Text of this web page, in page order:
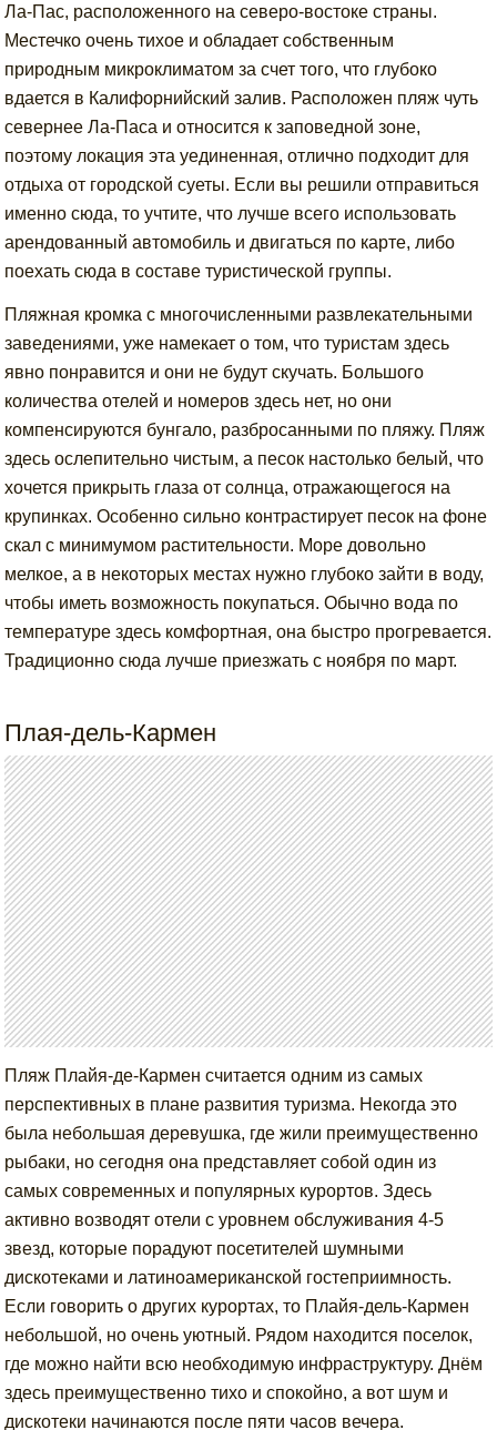
Ла-Пас, расположенного на северо-востоке страны.
Местечко очень тихое и обладает собственным
природным микроклиматом за счет того, что глубоко
вдается в Калифорнийский залив. Расположен пляж чуть
севернее Ла-Паса и относится к заповедной зоне,
поэтому локация эта уединенная, отлично подходит для
отдыха от городской суеты. Если вы решили отправиться
именно сюда, то учтите, что лучше всего использовать
арендованный автомобиль и двигаться по карте, либо
поехать сюда в составе туристической группы.
Пляжная кромка с многочисленными развлекательными
заведениями, уже намекает о том, что туристам здесь
явно понравится и они не будут скучать. Большого
количества отелей и номеров здесь нет, но они
компенсируются бунгало, разбросанными по пляжу. Пляж
здесь ослепительно чистым, а песок настолько белый, что
хочется прикрыть глаза от солнца, отражающегося на
крупинках. Особенно сильно контрастирует песок на фоне
скал с минимумом растительности. Море довольно
мелкое, а в некоторых местах нужно глубоко зайти в воду,
чтобы иметь возможность покупаться. Обычно вода по
температуре здесь комфортная, она быстро прогревается.
Традиционно сюда лучше приезжать с ноября по март.
Плая-дель-Кармен
Пляж Плайя-де-Кармен считается одним из самых
перспективных в плане развития туризма. Некогда это
была небольшая деревушка, где жили преимущественно
рыбаки, но сегодня она представляет собой один из
самых современных и популярных курортов. Здесь
активно возводят отели с уровнем обслуживания 4-5
звезд, которые порадуют посетителей шумными
дискотеками и латиноамериканской гостеприимность.
Если говорить о других курортах, то Плайя-дель-Кармен
небольшой, но очень уютный. Рядом находится поселок,
где можно найти всю необходимую инфраструктуру. Днём
здесь преимущественно тихо и спокойно, а вот шум и
дискотеки начинаются после пяти часов вечера.